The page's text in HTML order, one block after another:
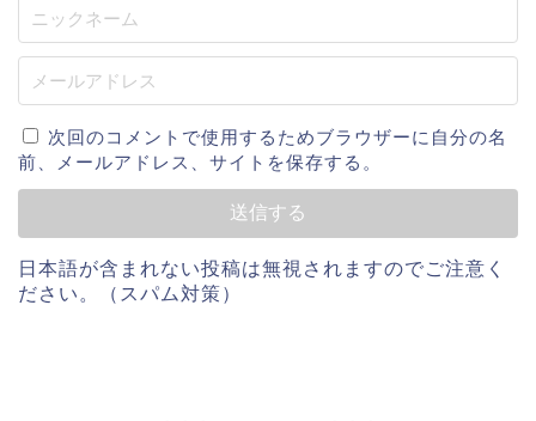
次回のコメントで使用するためブラウザーに自分の名
前、メールアドレス、サイトを保存する。
日本語が含まれない投稿は無視されますのでご注意く
ださい。（スパム対策）